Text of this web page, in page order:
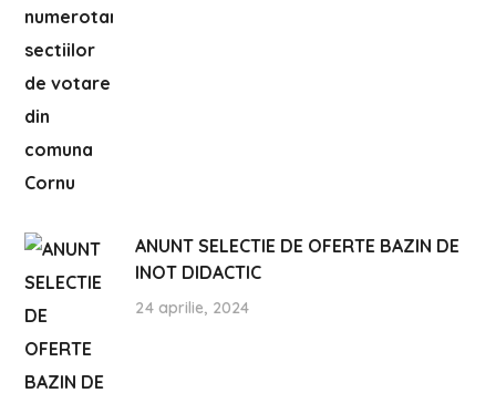
ANUNT SELECTIE DE OFERTE BAZIN DE
INOT DIDACTIC
24 aprilie, 2024